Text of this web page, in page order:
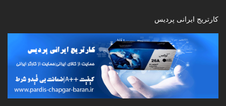
کارتریج ایرانی پردیس